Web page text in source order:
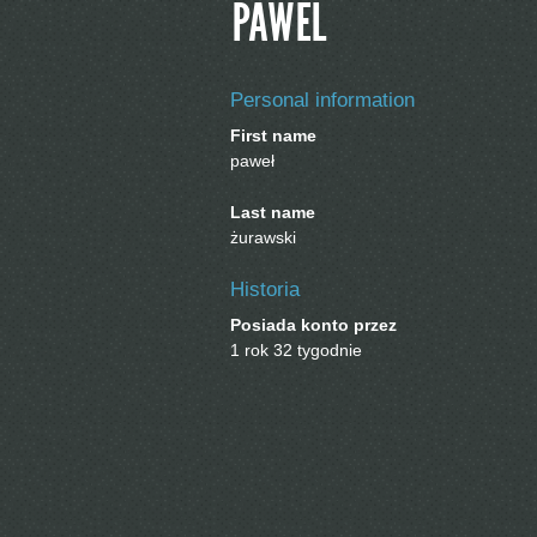
PAWEL
Personal information
First name
paweł
Last name
żurawski
Historia
Posiada konto przez
1 rok 32 tygodnie